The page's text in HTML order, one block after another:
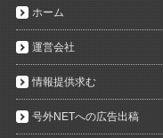
ホーム
運営会社
情報提供求む
号外NETへの広告出稿